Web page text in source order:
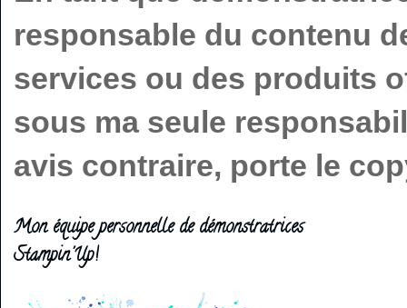
responsable du contenu
services ou des produits
sous ma seule
avis contraire, porte le
Mon équipe personnelle de démonstratrices
Stampin'Up!